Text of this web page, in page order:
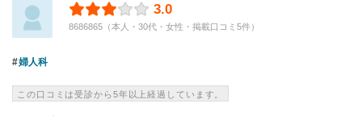
3.0
8686865（本人・30代・女性・掲載口コミ5件）
婦人科
この口コミは受診から5年以上経過しています。